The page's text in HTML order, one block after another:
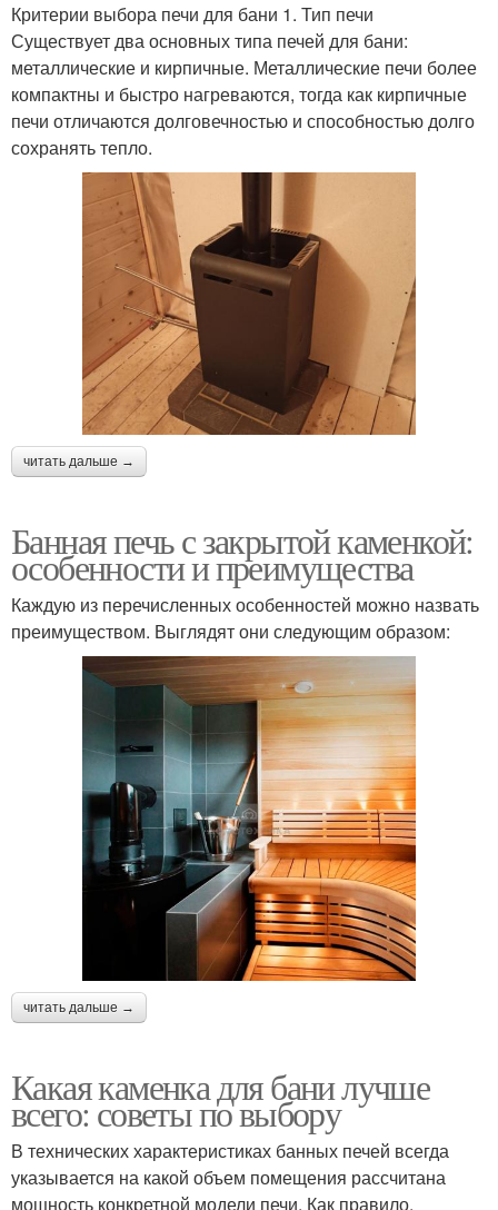
Критерии выбора печи для бани 1. Тип печи
Существует два основных типа печей для бани:
металлические и кирпичные. Металлические печи более
компактны и быстро нагреваются, тогда как кирпичные
печи отличаются долговечностью и способностью долго
сохранять тепло.
читать дальше →
Банная печь с закрытой каменкой:
особенности и преимущества
Каждую из перечисленных особенностей можно назвать
преимуществом. Выглядят они следующим образом:
читать дальше →
Какая каменка для бани лучше
всего: советы по выбору
В технических характеристиках банных печей всегда
указывается на какой объем помещения рассчитана
мощность конкретной модели печи. Как правило,